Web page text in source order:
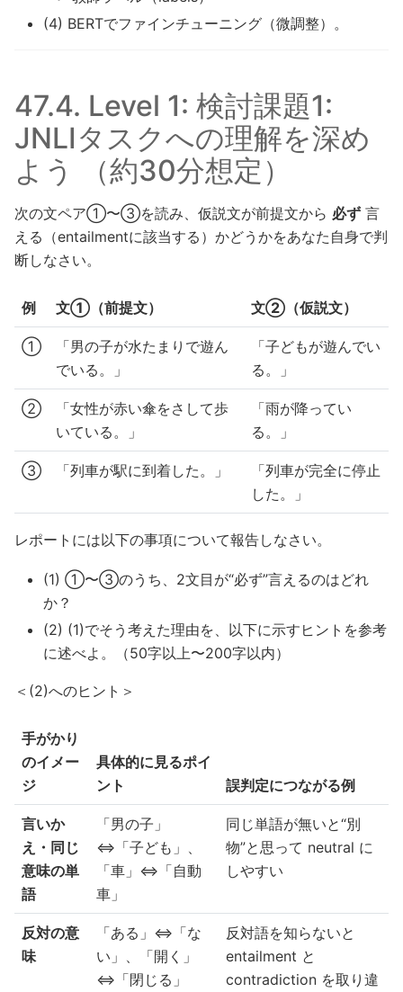
(4) BERTでファインチューニング（微調整）。
47.4. Level 1: 検討課題1:
JNLIタスクへの理解を深め
よう （約30分想定）
次の文ペア①〜③を読み、仮説文が前提文から 必ず 言
える（entailmentに該当する）かどうかをあなた自身で判
断しなさい。
例 文①（前提文） 文②（仮説文）
①
「男の子が水たまりで遊ん
でいる。」
「子どもが遊んでい
る。」
②
「女性が赤い傘をさして歩
いている。」
「雨が降ってい
る。」
③ 「列車が駅に到着した。」
「列車が完全に停止
した。」
レポートには以下の事項について報告しなさい。
(1) ①〜③のうち、2文目が“必ず”言えるのはどれ
か？
(2) (1)でそう考えた理由を、以下に示すヒントを参考
に述べよ。（50字以上〜200字以内）
＜(2)へのヒント＞
手がかり
のイメー
ジ
具体的に見るポイ
ント
誤判定につながる例
言いか
え・同じ
意味の単
語
「男の子」
⇔「子ども」、
「車」⇔「自動
車」
同じ単語が無いと“別
物”と思って neutral に
しやすい
反対の意
味
「ある」⇔「な
い」、「開く」
⇔「閉じる」
反対語を知らないと
entailment と
contradiction を取り違